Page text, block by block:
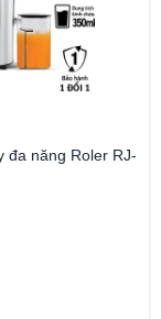
đa năng Roler RJ-